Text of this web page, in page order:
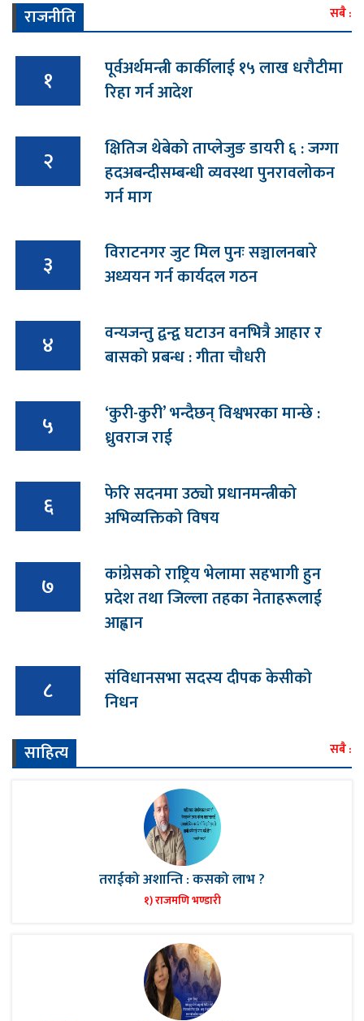
राजनीति सबै :
१
पूर्वअर्थमन्त्री कार्कीलाई १५ लाख धरौटीमा
रिहा गर्न आदेश
२
क्षितिज थेबेको ताप्लेजुङ डायरी ६ : जग्गा
हदअबन्दीसम्बन्धी व्यवस्था पुनरावलोकन
गर्न माग
३
विराटनगर जुट मिल पुनः सञ्चालनबारे
अध्ययन गर्न कार्यदल गठन
४
वन्यजन्तु द्वन्द्व घटाउन वनभित्रै आहार र
बासको प्रबन्ध : गीता चौधरी
५
‘कुरी-कुरी’ भन्दैछन् विश्वभरका मान्छे :
ध्रुवराज राई
६
फेरि सदनमा उठ्यो प्रधानमन्त्रीको
अभिव्यक्तिको विषय
७
कांग्रेसको राष्ट्रिय भेलामा सहभागी हुन
प्रदेश तथा जिल्ला तहका नेताहरूलाई
आह्वान
८
संविधानसभा सदस्य दीपक केसीको
निधन
साहित्य
सबै :
तराईको अशान्ति : कसको लाभ ?
१) राजमणि भण्डारी